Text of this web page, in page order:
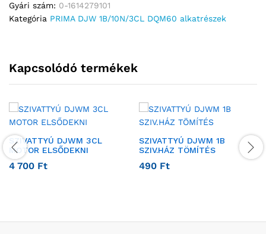
Gyári szám: 0-1614279101
Kategória PRIMA DJW 1B/10N/3CL DQM60 alkatrészek
Kapcsolódó termékek
SZIVATTYÚ DJWM 3CL
MOTOR ELSŐDEKNI
4 700 Ft
SZIVATTYÚ DJWM 1B
SZIV.HÁZ TÖMÍTÉS
490 Ft